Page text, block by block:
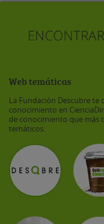
Web temáticas
La Fundación Descubre te
conocimiento en
de conocimiento que más
temáticos: